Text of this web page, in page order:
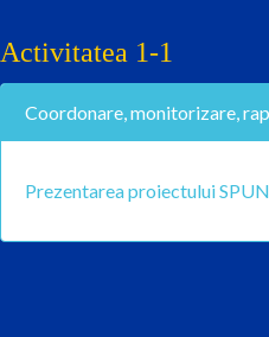
Activitatea 1-1
Coordonare, monitorizare,
Prezentarea proiectului